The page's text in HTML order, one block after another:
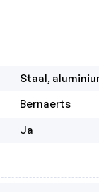
Staal,
Bernaerts
Ja